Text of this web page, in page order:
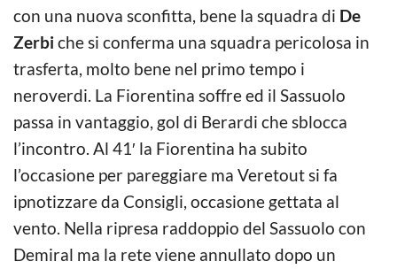
con una nuova sconfitta, bene la squadra di De
Zerbi che si conferma una squadra pericolosa in
trasferta, molto bene nel primo tempo i
neroverdi. La Fiorentina soffre ed il Sassuolo
passa in vantaggio, gol di Berardi che sblocca
l’incontro. Al 41′ la Fiorentina ha subito
l’occasione per pareggiare ma Veretout si fa
ipnotizzare da Consigli, occasione gettata al
vento. Nella ripresa raddoppio del Sassuolo con
Demiral ma la rete viene annullato dopo un